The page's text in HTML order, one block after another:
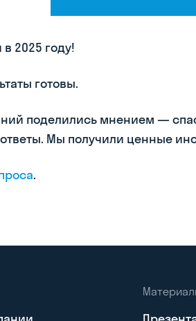
2025 году!
готовы.
поделились мнением —
Мы получили ценные
.